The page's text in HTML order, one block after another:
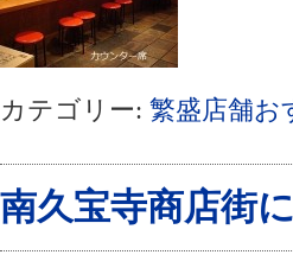
カテゴリー: 繁盛店舗お
南久宝寺商店街